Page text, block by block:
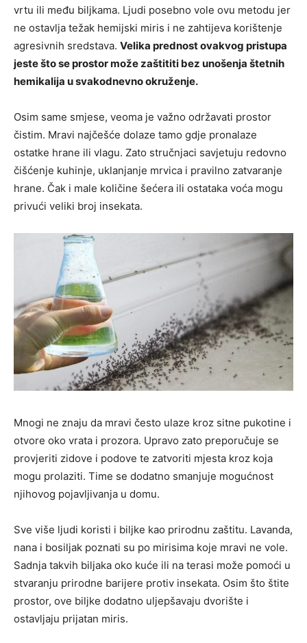
vrtu ili među biljkama. Ljudi posebno vole ovu metodu jer
ne ostavlja težak hemijski miris i ne zahtijeva korištenje
agresivnih sredstava. Velika prednost ovakvog pristupa
jeste što se prostor može zaštititi bez unošenja štetnih
hemikalija u svakodnevno okruženje.
Osim same smjese, veoma je važno održavati prostor
čistim. Mravi najčešće dolaze tamo gdje pronalaze
ostatke hrane ili vlagu. Zato stručnjaci savjetuju redovno
čišćenje kuhinje, uklanjanje mrvica i pravilno zatvaranje
hrane. Čak i male količine šećera ili ostataka voća mogu
privući veliki broj insekata.
Mnogi ne znaju da mravi često ulaze kroz sitne pukotine i
otvore oko vrata i prozora. Upravo zato preporučuje se
provjeriti zidove i podove te zatvoriti mjesta kroz koja
mogu prolaziti. Time se dodatno smanjuje mogućnost
njihovog pojavljivanja u domu.
Sve više ljudi koristi i biljke kao prirodnu zaštitu. Lavanda,
nana i bosiljak poznati su po mirisima koje mravi ne vole.
Sadnja takvih biljaka oko kuće ili na terasi može pomoći u
stvaranju prirodne barijere protiv insekata. Osim što štite
prostor, ove biljke dodatno uljepšavaju dvorište i
ostavljaju prijatan miris.